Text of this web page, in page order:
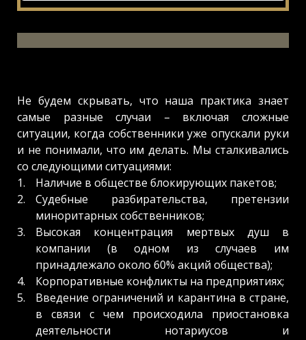
Не будем скрывать, что наша практика знает
самые разные случаи – включая сложные
ситуации, когда собственники уже опускали руки
и не понимали, что им делать. Мы сталкивались
со следующими ситуациями:
Наличие в обществе блокирующих пакетов;
Судебные разбирательства, претензии
миноритарных собственников;
Высокая концентрация мертвых душ в
компании (в одном из случаев им
принадлежало около 60% акций общества);
Корпоративные конфликты на предприятиях;
Введение ограничений и карантина в стране,
в связи с чем происходила приостановка
деятельности нотариусов и